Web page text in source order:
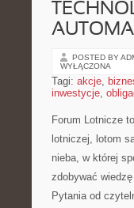
POSTED BY
WYŁĄCZONA
Tagi: akcje,
inwestycje,
Forum Lotnicze
lotniczej, lotom
nieba, w której
zdobywać
Pytania od